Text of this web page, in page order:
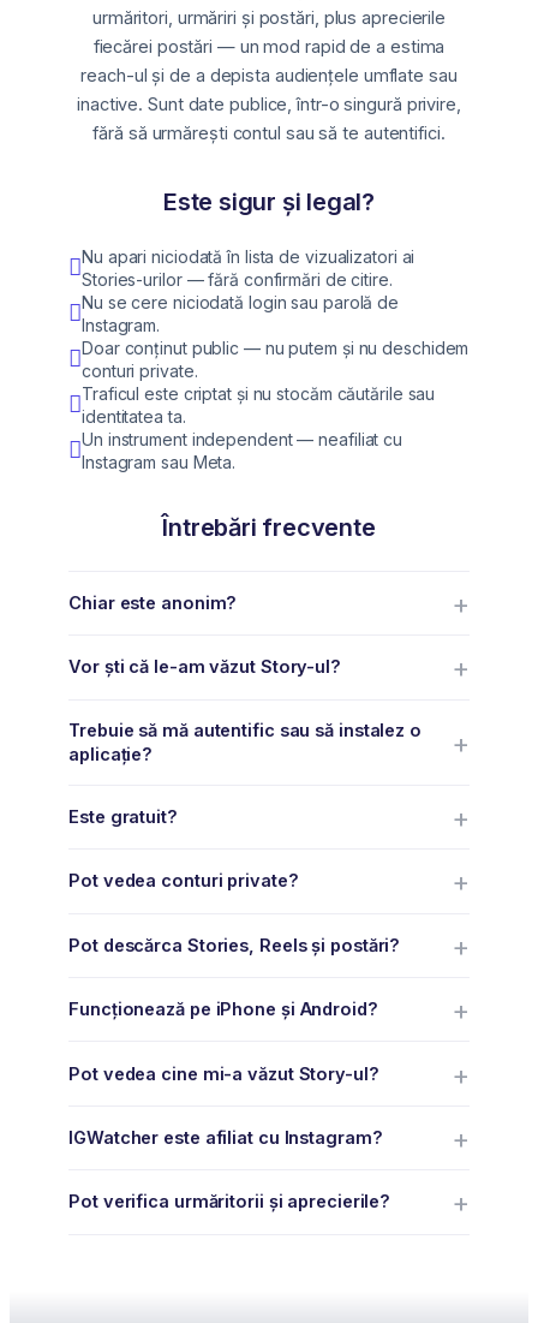
urmăritori, urmăriri și postări, plus aprecierile
fiecărei postări — un mod rapid de a estima
reach-ul și de a depista audiențele umflate sau
inactive. Sunt date publice, într-o singură privire,
fără să urmărești contul sau să te autentifici.
Este sigur și legal?
Nu apari niciodată în lista de vizualizatori ai
Stories-urilor — fără confirmări de citire.
Nu se cere niciodată login sau parolă de
Instagram.
Doar conținut public — nu putem și nu deschidem
conturi private.
Traficul este criptat și nu stocăm căutările sau
identitatea ta.
Un instrument independent — neafiliat cu
Instagram sau Meta.
Întrebări frecvente
Chiar este anonim?
Vor ști că le-am văzut Story-ul?
Trebuie să mă autentific sau să instalez o
aplicație?
Este gratuit?
Pot vedea conturi private?
Pot descărca Stories, Reels și postări?
Funcționează pe iPhone și Android?
Pot vedea cine mi-a văzut Story-ul?
IGWatcher este afiliat cu Instagram?
Pot verifica urmăritorii și aprecierile?